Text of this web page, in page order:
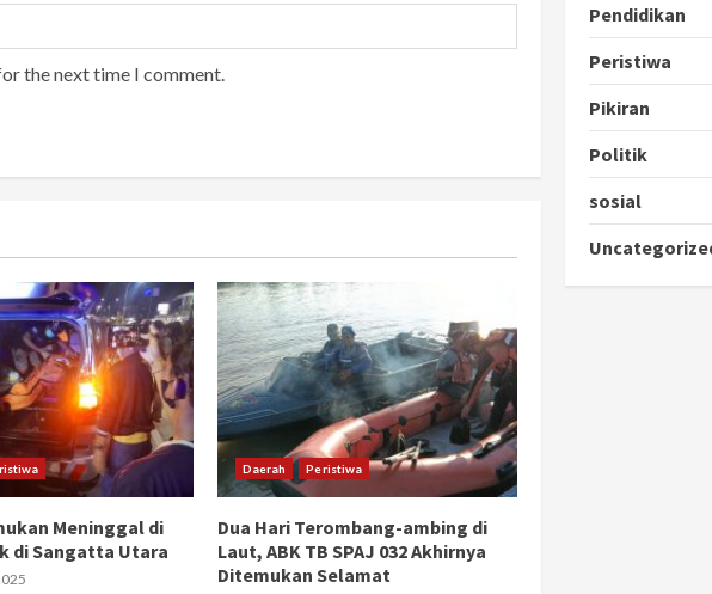
the next time I comment.
Meninggal di
di Sangatta Utara
Daerah Peristiwa
Dua Hari Terombang-ambing di
Laut, ABK TB SPAJ 032 Akhirnya
Ditemukan Selamat
Pendidikan
Peristiwa
Pikiran
Politik
sosial